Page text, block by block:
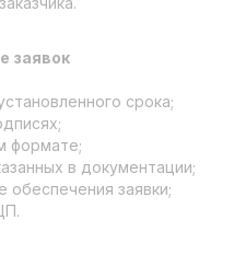
заявок
срока;
формате;
в документации;
обеспечения заявки;